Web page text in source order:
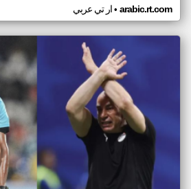
ار تي عربي• arabic.rt.com